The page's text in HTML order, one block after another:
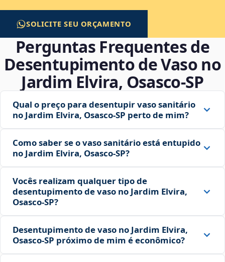
SOLICITE SEU ORÇAMENTO
Perguntas Frequentes de
Desentupimento de Vaso no
Jardim Elvira, Osasco‑SP
Qual o preço para desentupir vaso sanitário
no Jardim Elvira, Osasco‑SP perto de mim?
Como saber se o vaso sanitário está entupido
no Jardim Elvira, Osasco‑SP?
Vocês realizam qualquer tipo de
desentupimento de vaso no Jardim Elvira,
Osasco‑SP?
Desentupimento de vaso no Jardim Elvira,
Osasco‑SP próximo de mim é econômico?